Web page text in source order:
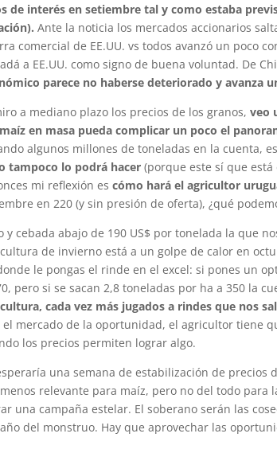
de interés en setiembre tal y como estaba
Ante la noticia los mercados accionarios
comercial de EE.UU. vs todos avanzó un poco
a EE.UU. como signo de buena voluntad. De
parece no haberse deteriorado y avanza
a mediano plazo los precios de los granos,veo
en masa pueda complicar un poco el
algunos millones de toneladas en la cuenta,
tampoco lo podrá hacer (porque este sí que
mi reflexión escómo hará el agricultor
en 220 (y sin presión de oferta), ¿qué
y cebada abajo de 190 US$ por tonelada la que
de invierno está a un golpe de calor en
le pongas el rinde en el excel: si pones un
pero si se sacan 2,8 toneladas por ha a 350 la
cada vez más jugados a rindes que nos
el mercado de la oportunidad, el agricultor tiene
los precios permiten lograr algo.
una semana de estabilización de precios
relevante para maíz, pero no del todo
una campaña estelar. El soberano serán las
del monstruo. Hay que aprovechar las